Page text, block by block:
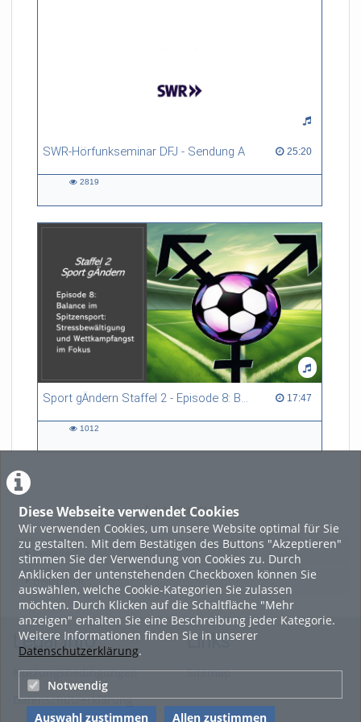
Diese Webseite verwendet Cookies
Wir verwenden Cookies, um unsere Website optimal für Sie
zu gestalten. Mit dem Bestätigen des Buttons "Akzeptieren"
stimmen Sie der Verwendung von Cookies zu. Durch
Anklicken der untenstehenden Checkboxen können Sie
auswählen, welche Cookie-Kategorien Sie zulassen
möchten. Durch Klicken auf die Schaltfläche "Mehr
anzeigen" erhalten Sie eine Beschreibung jeder Kategorie.
Weitere Informationen finden Sie in unserer
Datenschutzerklärung.
Notwendig
Auswahl zustimmen Allen zustimmen
SWR-Hörfunkseminar DFJ - Sendung A 25:20
25:20 duration
2819
Sport gÄndern Staffel 2 - Episode 8: Balance im Spitzensport: Stressbewältigung und Wettkampfangst im Fokus 17:47
17:47 duration
1012
LADE MEHR
Featured
Beliebtheit
Legal Info
Nutzungsbedingungen
Datenschutzerklärung
Links
Sitemap